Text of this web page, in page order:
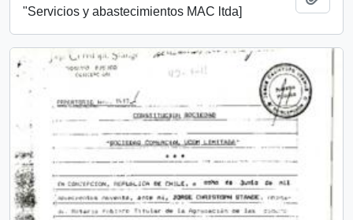
"Servicios y abastecimientos MAC ltda]